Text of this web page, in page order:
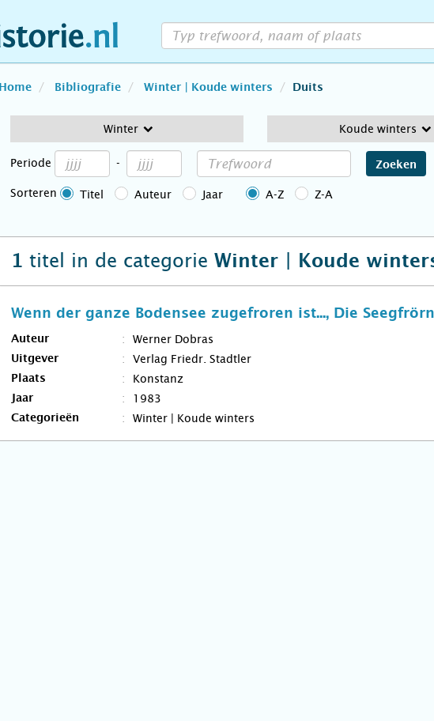
Home Bibliografie Winter | Koude winters Duits
Winter Koude winters
Periode - Zoeken
Sorteren Titel Auteur Jaar A-Z Z-A
1 titel in de categorie Winter | Koude
Wenn der ganze Bodensee zugefroren ist..., Die
Auteur Werner Dobras
Uitgever Verlag Friedr. Stadtler
Plaats Konstanz
Jaar 1983
Categorieën Winter | Koude winters